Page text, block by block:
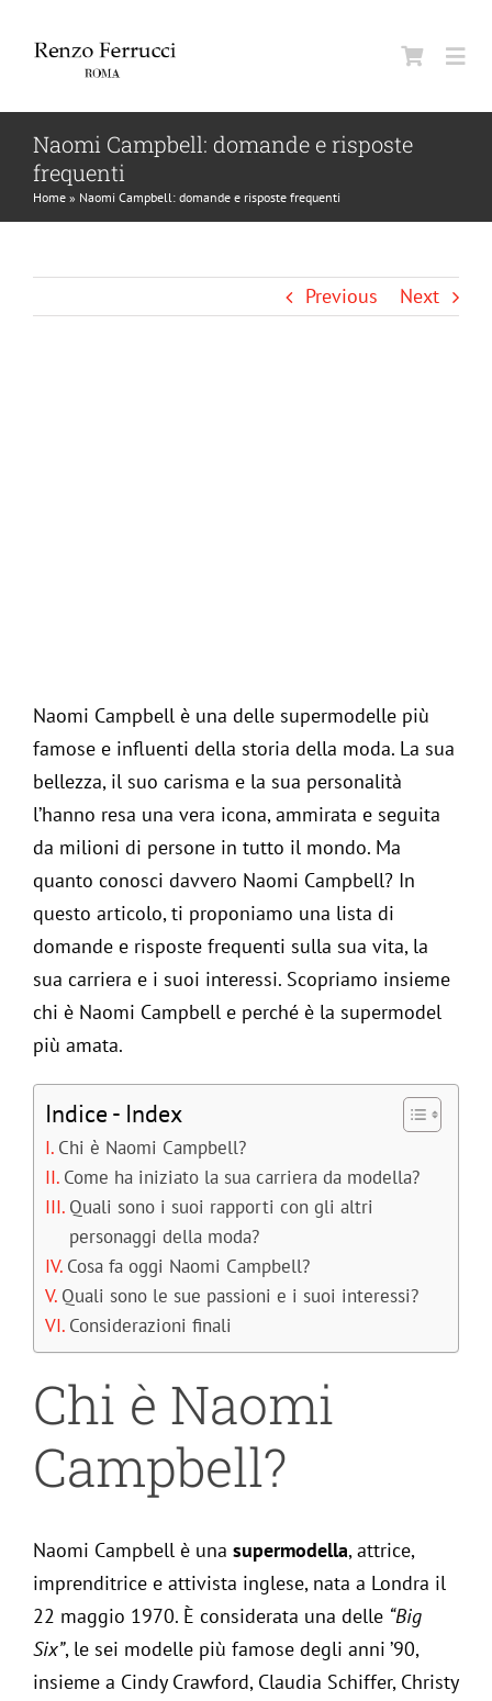
Uomo
Naomi Campbell: domande e risposte
frequenti
Home » Naomi Campbell: domande e risposte frequenti
Previous Next
Naomi Campbell è una delle supermodelle più
famose e influenti della storia della moda. La sua
bellezza, il suo carisma e la sua personalità
l’hanno resa una vera icona, ammirata e seguita
da milioni di persone in tutto il mondo. Ma
quanto conosci davvero Naomi Campbell? In
questo articolo, ti proponiamo una lista di
domande e risposte frequenti sulla sua vita, la
sua carriera e i suoi interessi. Scopriamo insieme
chi è Naomi Campbell e perché è la supermodel
più amata.
Indice - Index
Chi è Naomi Campbell?
Come ha iniziato la sua carriera da modella?
Quali sono i suoi rapporti con gli altri
personaggi della moda?
Cosa fa oggi Naomi Campbell?
Quali sono le sue passioni e i suoi interessi?
Considerazioni finali
Chi è Naomi
Campbell?
Naomi Campbell è una supermodella, attrice,
imprenditrice e attivista inglese, nata a Londra il
22 maggio 1970. È considerata una delle “Big
Six”, le sei modelle più famose degli anni ’90,
insieme a Cindy Crawford, Claudia Schiffer, Christy